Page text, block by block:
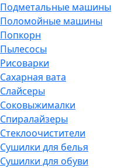
Подметальные машины
Поломойные машины
Попкорн
Пылесосы
Рисоварки
Сахарная вата
Слайсеры
Соковыжималки
Спиралайзеры
Стеклоочистители
Сушилки для белья
Сушилки для обуви